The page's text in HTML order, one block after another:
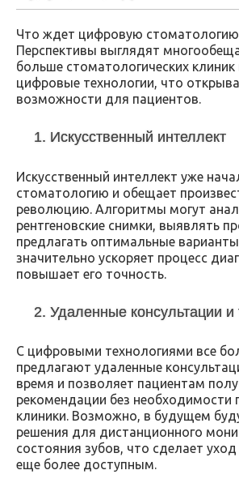
Что ждет цифровую
Перспективы выглядят
больше стоматологических
цифровые технологии, что
возможности для пациентов.
1. Искусственный интеллект
Искусственный интеллект уже
стоматологию и обещает
революцию. Алгоритмы могут
рентгеновские снимки, выявлять
предлагать оптимальные
значительно ускоряет процесс
повышает его точность.
2. Удаленные консультации
С цифровыми технологиями все
предлагают удаленные
время и позволяет пациентам
рекомендации без необходимости
клиники. Возможно, в будущем
решения для дистанционного
состояния зубов, что сделает
еще более доступным.